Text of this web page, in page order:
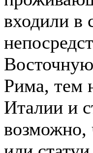
входили в
Рима, тем
Италии и
возможно,